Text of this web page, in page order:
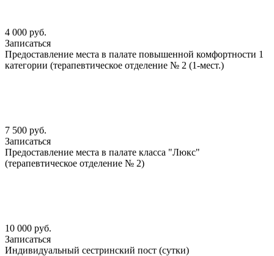
4 000 руб.
Записаться
Предоставление места в палате повышенной комфортности 1
категории (терапевтическое отделение № 2 (1-мест.)
7 500 руб.
Записаться
Предоставление места в палате класса "Люкс"
(терапевтическое отделение № 2)
10 000 руб.
Записаться
Индивидуальный сестринский пост (сутки)